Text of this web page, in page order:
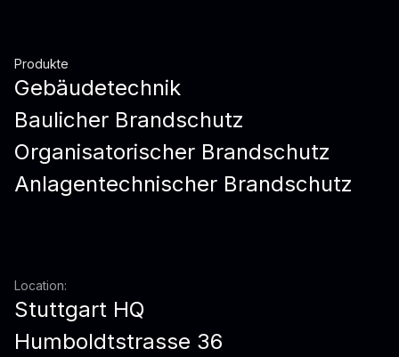
Produkte
Gebäudetechnik
Baulicher Brandschutz
Organisatorischer Brandschutz
Anlagentechnischer Brandschutz
Location:
Stuttgart HQ
Humboldtstrasse 36